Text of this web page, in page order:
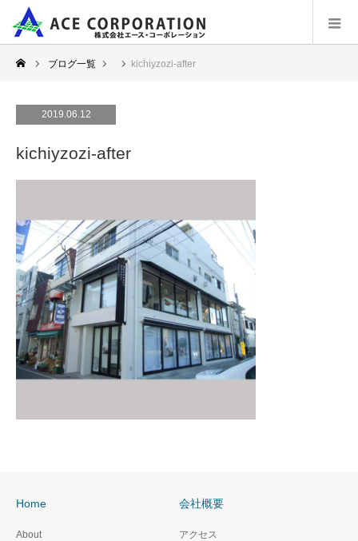
ブログ一覧 kichiyzozi-after
2019.06.12
kichiyzozi-after
Home
About
会社概要
アクセス